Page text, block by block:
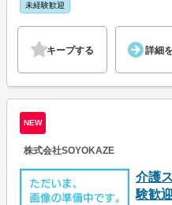
未経験歓迎
キープする 詳細
NEW
株式会社SOYOKAZE
介護
験歓